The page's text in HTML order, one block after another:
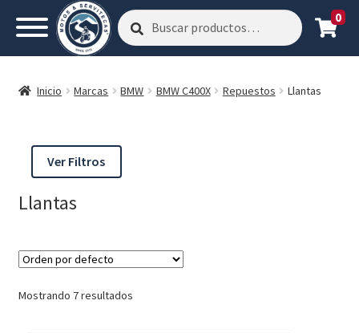
Buscar
por:
Buscar 0
Inicio Marcas BMW BMW C400X Repuestos Llantas
Ver Filtros
Llantas
Mostrando 7 resultados